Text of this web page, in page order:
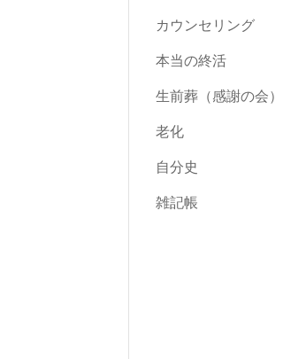
カウンセリング
本当の終活
生前葬（感謝の会）
老化
自分史
雑記帳